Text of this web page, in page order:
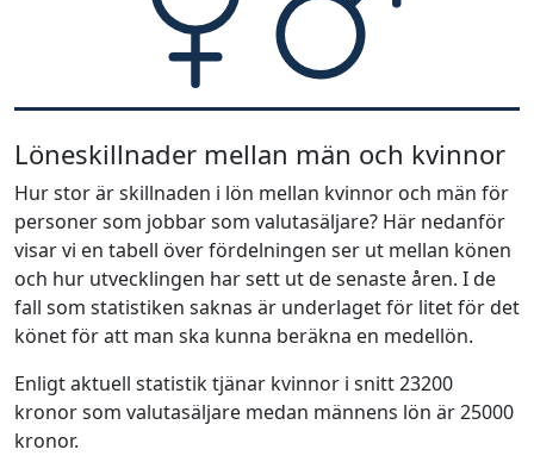
Löneskillnader mellan män och kvinnor
Hur stor är skillnaden i lön mellan kvinnor och män för
personer som jobbar som valutasäljare? Här nedanför
visar vi en tabell över fördelningen ser ut mellan könen
och hur utvecklingen har sett ut de senaste åren. I de
fall som statistiken saknas är underlaget för litet för det
könet för att man ska kunna beräkna en medellön.
Enligt aktuell statistik tjänar kvinnor i snitt 23200
kronor som valutasäljare medan männens lön är 25000
kronor.